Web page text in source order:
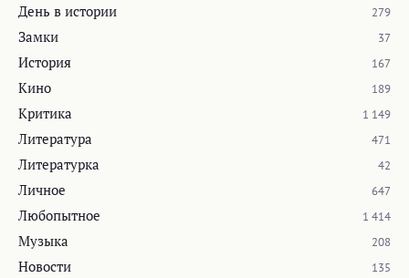
День в истории 279
Замки 37
История 167
Кино 189
Критика 1 149
Литература 471
Литературка 42
Личное 647
Любопытное 1 414
Музыка 208
Новости 135